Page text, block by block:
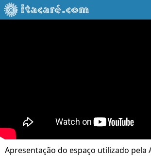
Apresentação do espaço utilizado pela